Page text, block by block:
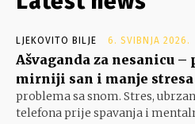
LJEKOVITO BILJE 6. SVIBNJA 2026.
Ašvaganda za nesanicu –
mirniji san i manje stresa
problema sa snom. Stres,
telefona prije spavanja i